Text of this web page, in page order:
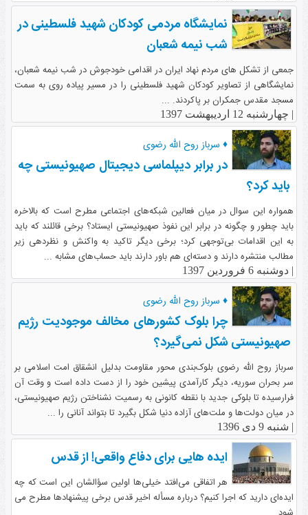
نمایشگاه مردمی کودکان شهید فلسطینی در
شب نیمه شعبان
جمعی از تشکل های مردم نهاد ایران در اقدامی خودجوش در شب نیمه شعبان،
نمایشگاهی از تصاویر کودکان شهید فلسطینی را در مسیر پیاده روی به سمت
مسجد مقدس جمکران بر پاکردند. ...
| چهارشنبه 12 اردیبهشت 1397
♦ سرباز روح الله رضوی
در برابر دیپلماسی دیجیتال صهیونیستی چه
باید کرد؟
همواره این سوال در میان فعالین شبکه‌های اجتماعی مطرح است که بالاخره
باید چطور و چگونه در برابر این نفوذ صهیونیستی ایستاد؟ برخی قائلند که باید
به این اقدامات بی‌توجهی کرد؛ برخی دیگر تاکید به واکنش و نظردهی زیر
مطالب منتشره دارند و دسته‌ای هم باور دارند باید حساب‌های مشابه ...
| دوشنبه 6 فروردین 1397
♦ سرباز روح الله رضوی
چرا بلوک کشورهای مخالف موجودیت رژیم
صهیونیستی شکل نمی‌گیرد؟
سرباز روح الله رضوی بلوک‌بندی محور مقاومت بدلیل انشقاق امت اسلامی بر
سر بحران سوریه، دیگر کارآمدی پیشین خود را از دست داده است و وقت آن
فرارسیده تا بلوکی جدید با نقطه کانونی به رسمیت نشناختن رژیم صهیونیستی،
در میان دولت‌ها و ملت‌های آزاده دنیا شکل بگیرد تا بتواند آنانی را ...
| شنبه 9 دی 1396
ایده هایی برای دفاع واقعی! از قدس
هر اتفاقی می‌افتد خیلی‌ها اولین سؤالشان این است که چه
ایده‌ای دارید که اجرا کنیم؟ درباره مسأله اخیر قدس برخی پیشنهاد‌ها مطرح می